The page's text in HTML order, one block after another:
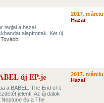
tagjai a hazai
alapítottak. Két új
Tovább
2017.
Hazai
új EP-je
a BABEL. The End of it
jelenti. Az új dalok
és a The
2017.
Hazai